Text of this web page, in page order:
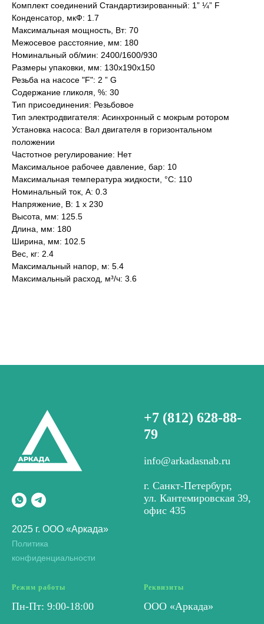
Комплект соединений Стандартизированный: 1” ¼” F
Конденсатор, мкФ: 1.7
Максимальная мощность, Вт: 70
Межосевое расстояние, мм: 180
Номинальный об/мин: 2400/1600/930
Размеры упаковки, мм: 130x190x150
Резьба на насосе "F": 2 ” G
Содержание гликоля, %: 30
Тип присоединения: Резьбовое
Тип электродвигателя: Асинхронный с мокрым ротором
Установка насоса: Вал двигателя в горизонтальном
положении
Частотное регулирование: Нет
Максимальное рабочее давление, бар: 10
Максимальная температура жидкости, °С: 110
Номинальный ток, А: 0.3
Напряжение, В: 1 x 230
Высота, мм: 125.5
Длина, мм: 180
Ширина, мм: 102.5
Вес, кг: 2.4
Максимальный напор, м: 5.4
Максимальный расход, м³/ч: 3.6
2025 г. ООО «Аркада»
Политика
конфиденциальности
+7 (812) 628-88-
79
info@arkadasnab.ru
г. Санкт-Петербург,
ул. Кантемировская 39,
офис 435
Режим работы
Пн-Пт: 9:00-18:00
Реквизиты
ООО «Аркада»